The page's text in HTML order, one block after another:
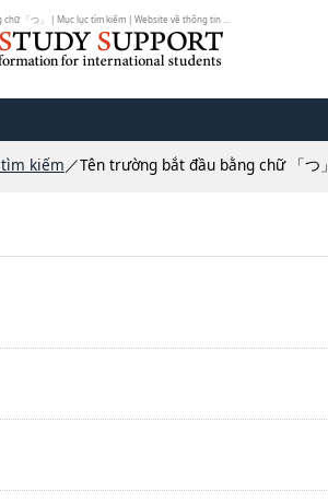
「つ」 | Mục lục tìm kiếm | Website về thông tin ...
kiếm／Tên trường bắt đầu bằng chữ 「つ」